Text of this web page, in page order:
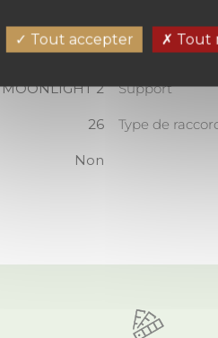
53 Marque
MOONLIGHT 2 Support
26 Type de
Non
Tout accepter Tout